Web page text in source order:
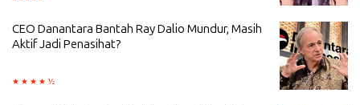
CEO Danantara Bantah Ray Dalio Mundur, Masih
Aktif Jadi Penasihat?